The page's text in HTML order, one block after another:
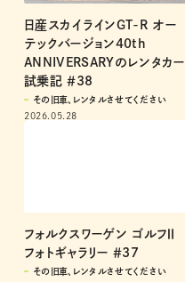
日産スカイラインGT-R オー
テックバージョン40th
ANNIVERSARYのレンタカー
試乗記 ＃38
その旧車、レンタルさせてください
2026.05.28
フォルクスワーゲン ゴルフⅡ
フォトギャラリー ＃37
その旧車、レンタルさせてください